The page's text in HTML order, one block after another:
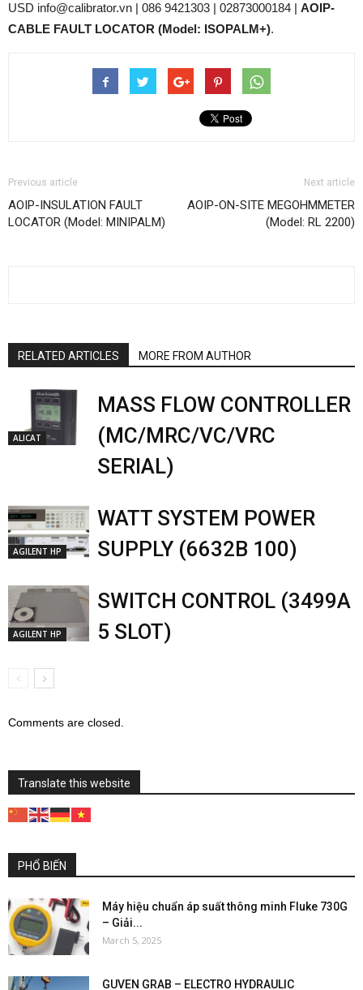
USD info@calibrator.vn | 086 9421303 | 02873000184 | AOIP-
CABLE FAULT LOCATOR (Model: ISOPALM+).
Previous article
AOIP-INSULATION FAULT
LOCATOR (Model: MINIPALM)
Next article
AOIP-ON-SITE MEGOHMMETER
(Model: RL 2200)
RELATED ARTICLES MORE FROM AUTHOR
ALICAT
MASS FLOW CONTROLLER
(MC/MRC/VC/VRC
SERIAL)
AGILENT HP
WATT SYSTEM POWER
SUPPLY (6632B 100)
AGILENT HP
SWITCH CONTROL (3499A
5 SLOT)
Comments are closed.
Translate this website
PHỔ BIẾN
Máy hiệu chuẩn áp suất thông minh Fluke 730G
– Giải...
March 5, 2025
GUVEN GRAB – ELECTRO HYDRAULIC